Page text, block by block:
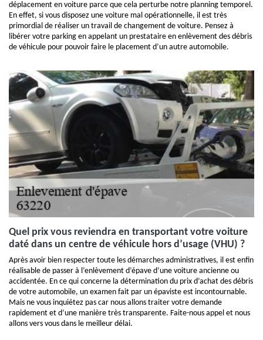
déplacement en voiture parce que cela perturbe notre planning temporel.
En effet, si vous disposez une voiture mal opérationnelle, il est très
primordial de réaliser un travail de changement de voiture. Pensez à
libérer votre parking en appelant un prestataire en enlèvement des débris
de véhicule pour pouvoir faire le placement d’un autre automobile.
Quel prix vous reviendra en transportant votre voiture
daté dans un centre de véhicule hors d’usage (VHU) ?
Après avoir bien respecter toute les démarches administratives, il est enfin
réalisable de passer à l’enlèvement d’épave d’une voiture ancienne ou
accidentée. En ce qui concerne la détermination du prix d’achat des débris
de votre automobile, un examen fait par un épaviste est incontournable.
Mais ne vous inquiétez pas car nous allons traiter votre demande
rapidement et d’une manière très transparente. Faite-nous appel et nous
allons vers vous dans le meilleur délai.